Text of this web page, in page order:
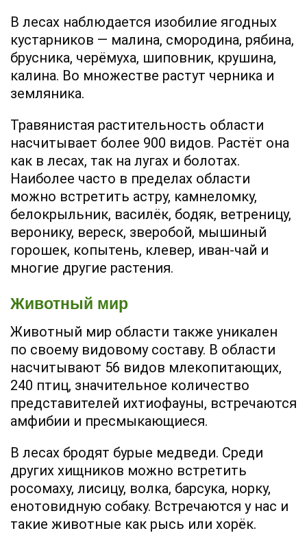
В лесах наблюдается изобилие ягодных
кустарников — малина, смородина, рябина,
брусника, черёмуха, шиповник, крушина,
калина. Во множестве растут черника и
земляника.
Травянистая растительность области
насчитывает более 900 видов. Растёт она
как в лесах, так на лугах и болотах.
Наиболее часто в пределах области
можно встретить астру, камнеломку,
белокрыльник, василёк, бодяк, ветреницу,
веронику, вереск, зверобой, мышиный
горошек, копытень, клевер, иван-чай и
многие другие растения.
Животный мир
Животный мир области также уникален
по своему видовому составу. В области
насчитывают 56 видов млекопитающих,
240 птиц, значительное количество
представителей ихтиофауны, встречаются
амфибии и пресмыкающиеся.
В лесах бродят бурые медведи. Среди
других хищников можно встретить
росомаху, лисицу, волка, барсука, норку,
енотовидную собаку. Встречаются у нас и
такие животные как рысь или хорёк.